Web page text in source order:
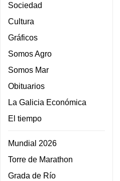
Sociedad
Cultura
Gráficos
Somos Agro
Somos Mar
Obituarios
La Galicia Económica
El tiempo
Mundial 2026
Torre de Marathon
Grada de Río